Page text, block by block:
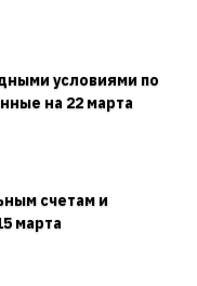
условиями по
на 22 марта
счетам и
марта